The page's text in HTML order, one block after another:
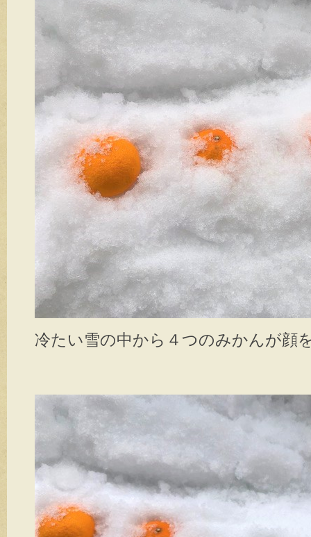
冷たい雪の中から４つのみかんが顔